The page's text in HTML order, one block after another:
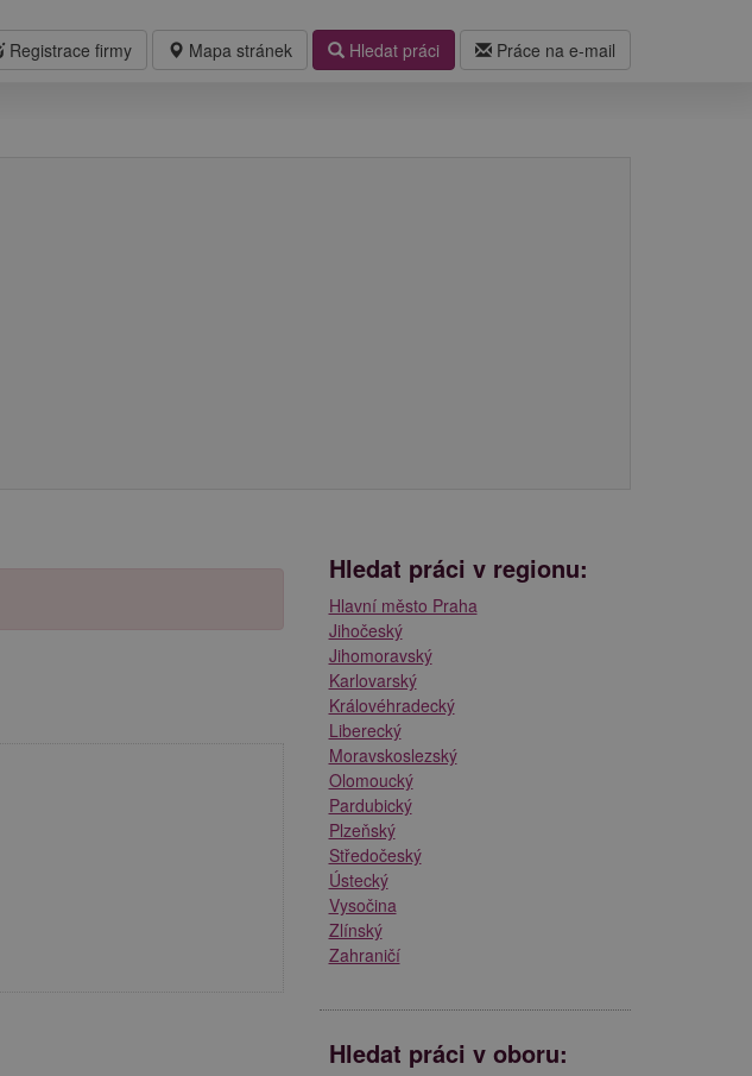
Mapa stránek Hledat práci Práce na e-mail
Registrace firmy
Hledat práci v regionu:
Hlavní město Praha
Jihočeský
Jihomoravský
Karlovarský
Královéhradecký
Liberecký
Moravskoslezský
Olomoucký
Pardubický
Plzeňský
Středočeský
Ústecký
Vysočina
Zlínský
Zahraničí
Hledat práci v oboru: